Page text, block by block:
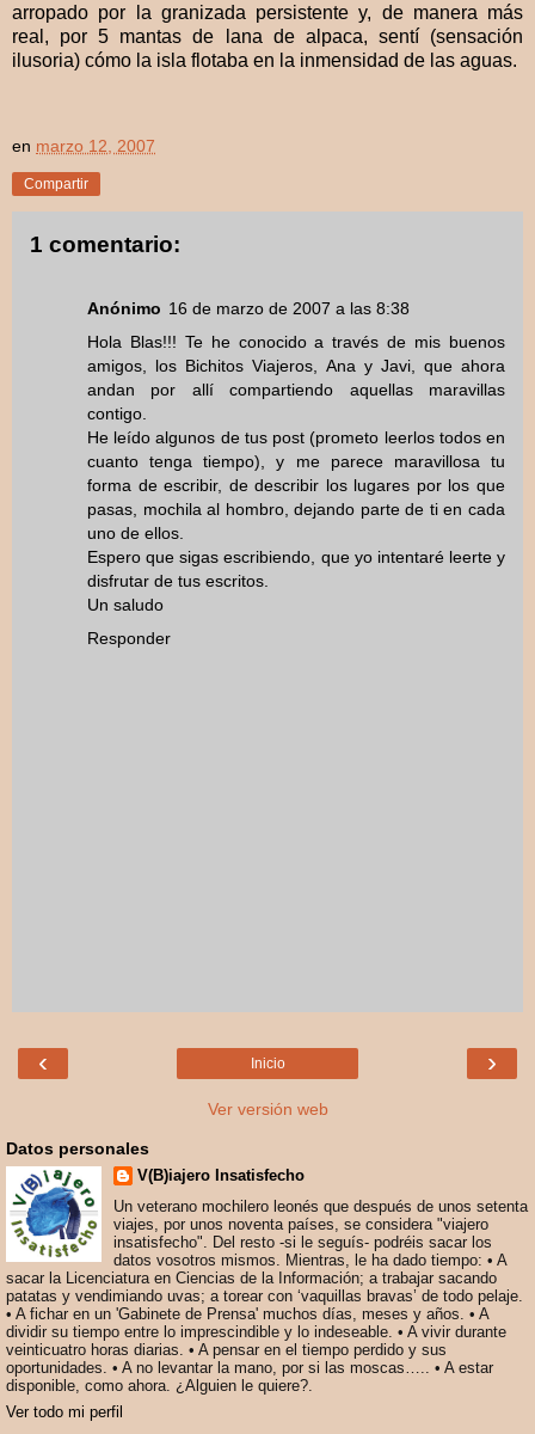
arropado por la granizada persistente y, de manera más
real, por 5 mantas de lana de alpaca, sentí (sensación
ilusoria) cómo la isla flotaba en la inmensidad de las aguas.
en marzo 12, 2007
Compartir
1 comentario:
Anónimo 16 de marzo de 2007 a las 8:38
Hola Blas!!! Te he conocido a través de mis buenos
amigos, los Bichitos Viajeros, Ana y Javi, que ahora
andan por allí compartiendo aquellas maravillas
contigo.
He leído algunos de tus post (prometo leerlos todos en
cuanto tenga tiempo), y me parece maravillosa tu
forma de escribir, de describir los lugares por los que
pasas, mochila al hombro, dejando parte de ti en cada
uno de ellos.
Espero que sigas escribiendo, que yo intentaré leerte y
disfrutar de tus escritos.
Un saludo
Responder
‹ ›
Inicio
Ver versión web
Datos personales
V(B)iajero Insatisfecho
Un veterano mochilero leonés que después de unos setenta
viajes, por unos noventa países, se considera "viajero
insatisfecho". Del resto -si le seguís- podréis sacar los
datos vosotros mismos. Mientras, le ha dado tiempo: • A
sacar la Licenciatura en Ciencias de la Información; a trabajar sacando
patatas y vendimiando uvas; a torear con ‘vaquillas bravas’ de todo pelaje.
• A fichar en un 'Gabinete de Prensa' muchos días, meses y años. • A
dividir su tiempo entre lo imprescindible y lo indeseable. • A vivir durante
veinticuatro horas diarias. • A pensar en el tiempo perdido y sus
oportunidades. • A no levantar la mano, por si las moscas….. • A estar
disponible, como ahora. ¿Alguien le quiere?.
Ver todo mi perfil